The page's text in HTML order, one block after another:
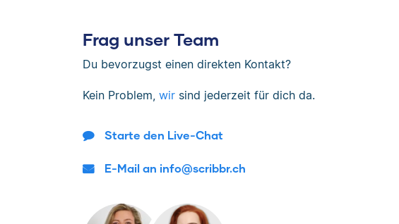
Frag unser Team
Du bevorzugst einen direkten Kontakt?
Kein Problem, wir sind jederzeit für dich da.
Starte den Live-Chat
E-Mail an info@scribbr.ch